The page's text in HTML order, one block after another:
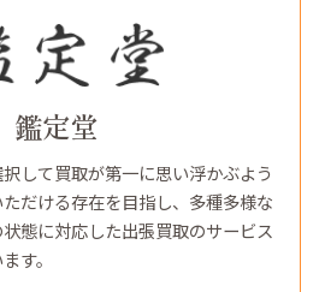
鑑定堂
して買取が第一に思い浮かぶよう
だける存在を目指し、多種多様な
態に対応した出張買取のサービス
す。